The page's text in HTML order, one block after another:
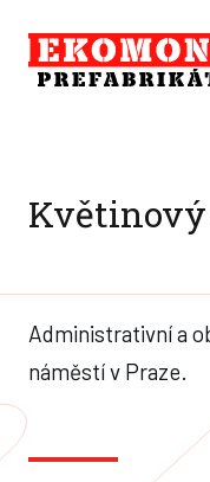
Květinový
Administrativní a
náměstí v Praze.